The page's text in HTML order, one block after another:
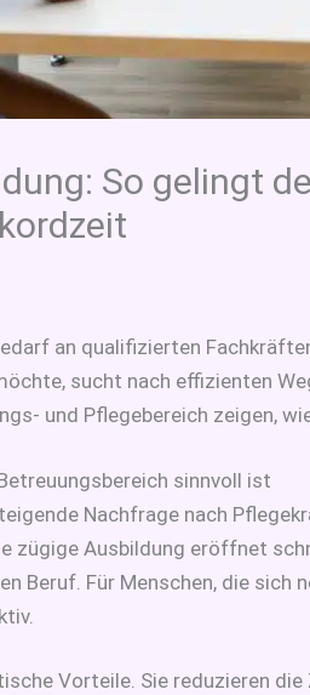
So gelingt
an qualifizierten
sucht nach effizienten
und Pflegebereich zeigen,
sinnvoll ist
Nachfrage nach
zügige Ausbildung eröffnet
Beruf. Für Menschen, die
Vorteile. Sie reduzieren